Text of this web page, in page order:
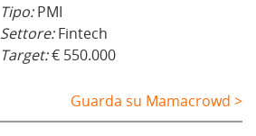
Tipo:PMI
Settore:Fintech
Target:€ 550.000
Guarda su Mamacrowd >